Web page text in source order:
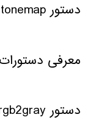
دستور tonemap
معرفی
دستور rgb2gray